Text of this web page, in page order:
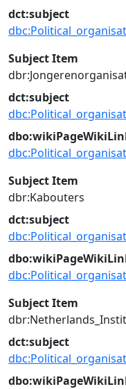
dct:subject
Subject Item
dct:subject
Subject Item
dbr:Kabouters
dct:subject
Subject Item
dct:subject